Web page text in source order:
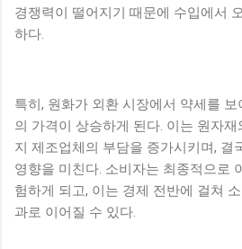
경쟁력이 떨어지기 때문에 수입에서
하다.
특히, 원화가 외환 시장에서 약세를
의 가격이 상승하게 된다. 이는 원자
지 제조업체의 부담을 증가시키며, 결
영향을 미친다. 소비자는 최종적으로
험하게 되고, 이는 경제 전반에 걸쳐
과로 이어질 수 있다.